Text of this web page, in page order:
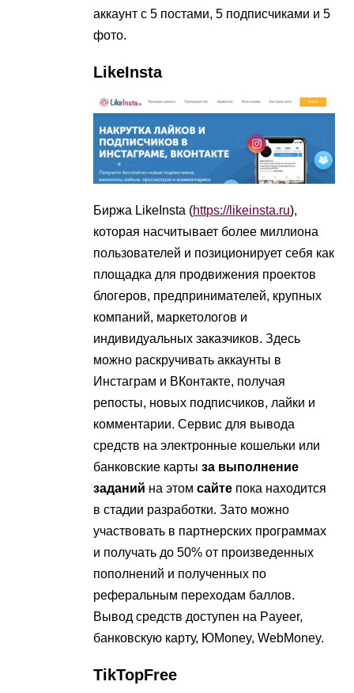
аккаунт с 5 постами, 5 подписчиками и 5
фото.
LikeInsta
Биржа LikeInsta (https://likeinsta.ru),
которая насчитывает более миллиона
пользователей и позиционирует себя как
площадка для продвижения проектов
блогеров, предпринимателей, крупных
компаний, маркетологов и
индивидуальных заказчиков. Здесь
можно раскручивать аккаунты в
Инстаграм и ВКонтакте, получая
репосты, новых подписчиков, лайки и
комментарии. Сервис для вывода
средств на электронные кошельки или
банковские картыза выполнение
заданий на этомсайте пока находится
в стадии разработки. Зато можно
участвовать в партнерских программах
и получать до 50% от произведенных
пополнений и полученных по
реферальным переходам баллов.
Вывод средств доступен на Payeer,
банковскую карту, ЮMoney, WebMoney.
TikTopFree